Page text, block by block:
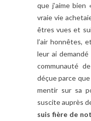
que j’aime bien
vraie vie
êtres vues et
l’air honnêtes,
leur ai
communauté
déçue parce que
mentir sur sa
suscite auprès
suis fière de